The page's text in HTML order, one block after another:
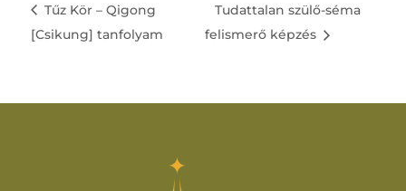
Tűz Kör – Qigong
[Csikung] tanfolyam
Tudattalan szülő-séma
felismerő képzés